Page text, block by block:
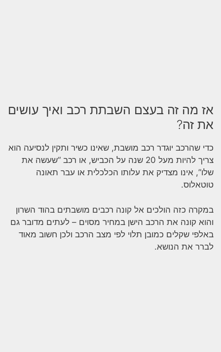
אז מה זה בעצם השבתת רכב ואיך עושים
את זה?
כדי שהרכב יוגדר רכב מושבת, שאינו כשיר ותקין לנסיעה הוא
צריך להיות מעל 20 שנה על הכביש, או רכב “שעשה את
שלו”, אינו מצדיק את עלותו הכלכלית או עבר תאונה
טוטאלוס.
במקרה כזה הולכים אל קונה רכבים מושבתים בהוד השרון
והוא קונה את הרכב הישן במחיר מסוים – לעתים מדובר גם
באלפי שקלים כמובן תלוי לפי מצב הרכב ולכן חשוב מאוד
לברר את הנושא.